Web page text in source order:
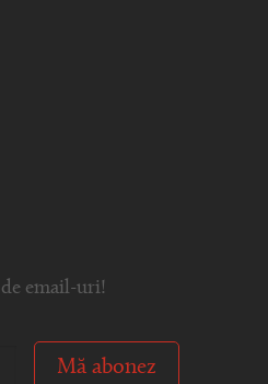
email-uri!
Mă abonez